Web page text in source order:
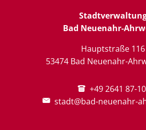
Bad Neuenahr-
Hauptstraße 116
53474 Bad Neuenahr-
+49 2641 87-
stadt@bad-neuenahr-